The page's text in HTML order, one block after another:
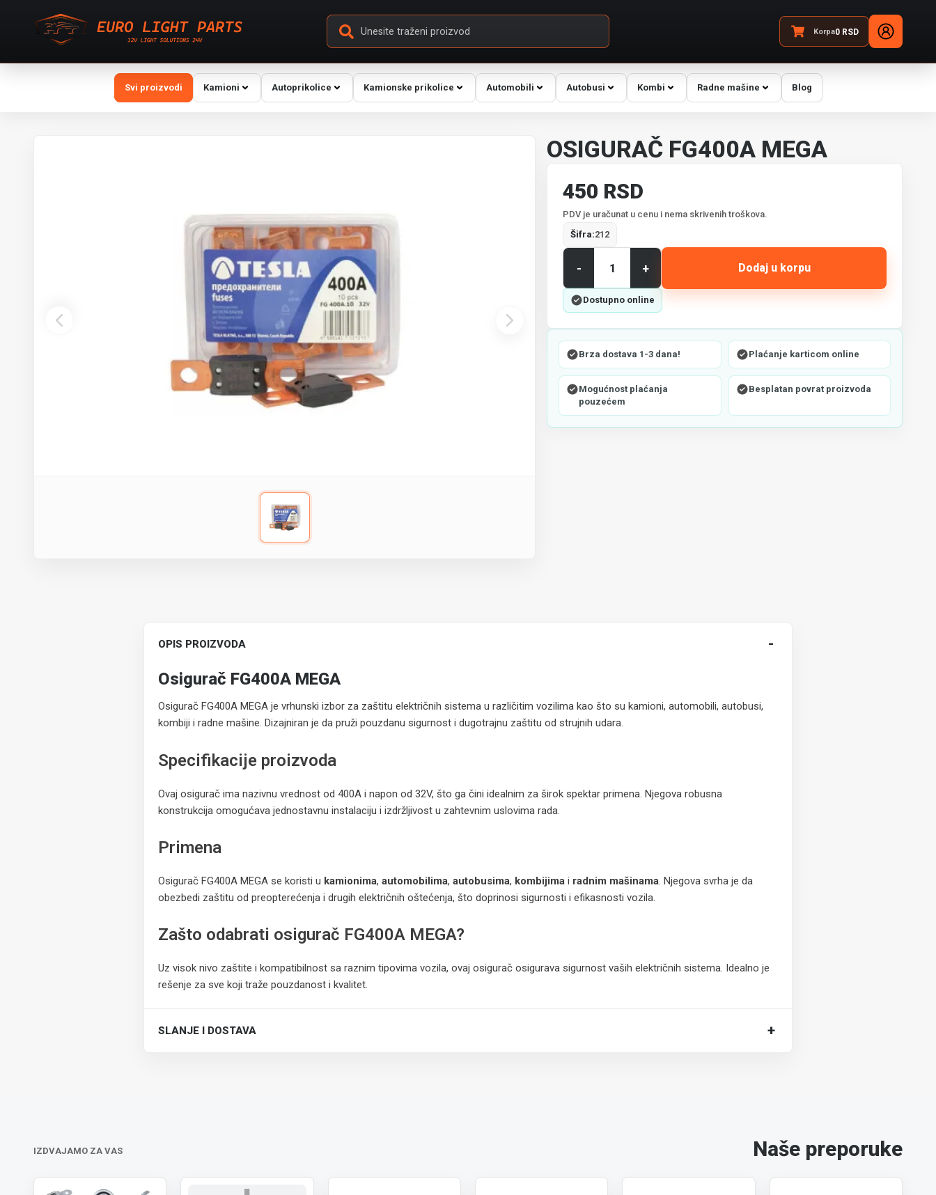
Korpa0RSD
Svi proizvodi Kamioni Autoprikolice Kamionske prikolice Automobili Autobusi Kombi Radne mašine Blog
OSIGURAČ FG400A MEGA
450 RSD
PDV je uračunat u cenu i nema skrivenih troškova.
Šifra:212
- + Dodaj u korpu
Dostupno online
Brza dostava 1-3 dana! Plaćanje karticom online
Mogućnost plaćanja
pouzećem
Besplatan povrat proizvoda
OPIS PROIZVODA
Osigurač FG400A MEGA
Osigurač FG400A MEGA je vrhunski izbor za zaštitu električnih sistema u različitim vozilima kao što su kamioni, automobili, autobusi,
kombiji i radne mašine. Dizajniran je da pruži pouzdanu sigurnost i dugotrajnu zaštitu od strujnih udara.
Specifikacije proizvoda
Ovaj osigurač ima nazivnu vrednost od 400A i napon od 32V, što ga čini idealnim za širok spektar primena. Njegova robusna
konstrukcija omogućava jednostavnu instalaciju i izdržljivost u zahtevnim uslovima rada.
Primena
Osigurač FG400A MEGA se koristi u kamionima, automobilima, autobusima, kombijima i radnim mašinama. Njegova svrha je da
obezbedi zaštitu od preopterećenja i drugih električnih oštećenja, što doprinosi sigurnosti i efikasnosti vozila.
Zašto odabrati osigurač FG400A MEGA?
Uz visok nivo zaštite i kompatibilnost sa raznim tipovima vozila, ovaj osigurač osigurava sigurnost vaših električnih sistema. Idealno je
rešenje za sve koji traže pouzdanost i kvalitet.
-
SLANJE I DOSTAVA +
IZDVAJAMO ZA VAS Naše preporuke